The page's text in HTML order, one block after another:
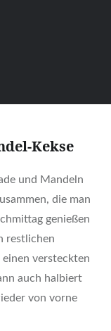
Kekse
und Mandeln
die man
genießen
restlichen
einen versteckten
auch halbiert
von vorne